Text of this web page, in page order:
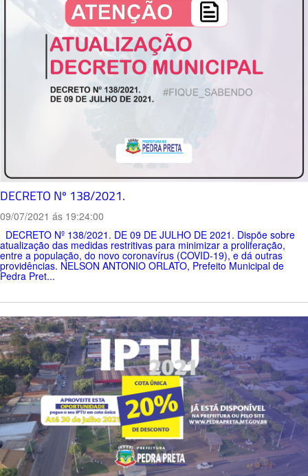
DECRETO Nº 138/2021.
09/07/2021 ás 19:24:00
DECRETO Nº 138/2021. DE 09 DE JULHO DE 2021. Dispõe sobre
atualização das medidas restritivas para minimizar a proliferação,
entre a população, do novo coronavírus (COVID-19), e dá outras
providências. NELSON ANTONIO ORLATO, Prefeito Municipal de
Pedra Pret...